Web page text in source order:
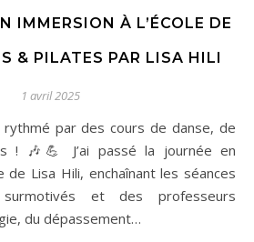
IMMERSION À L’ÉCOLE DE
& PILATES PAR LISA HILI
1 avril 2025
! 🎶💪 J’ai passé la journée en
de Lisa Hili, enchaînant les séances
et des professeurs
du dépassement…